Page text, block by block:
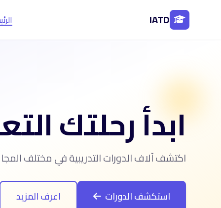
IATD
ابدأ رحلتك
اكتشف آلاف الدورات التدريبية في مختلف
استكشف الدورات اعرف المزيد